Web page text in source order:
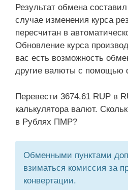
Результат обмена
случае изменения курса
пересчитан в
Обновление курса
вас есть возможность
другие валюты с помощью
Перевести 3674.61 RUP в
калькулятора валют.
в Рублях ПМР?
Обменными пунктами
взиматься комиссия за
конвертации.